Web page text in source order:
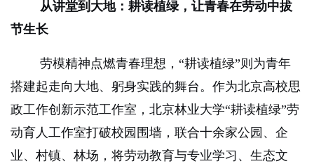
从讲堂到大地：耕读植绿，让青春在劳动中拔
节生长
劳模精神点燃青春理想，“耕读植绿”则为青年
搭建起走向大地、躬身实践的舞台。作为北京高校思
政工作创新示范工作室，北京林业大学“耕读植绿”劳
动育人工作室打破校园围墙，联合十余家公园、企
业、村镇、林场，将劳动教育与专业学习、生态文